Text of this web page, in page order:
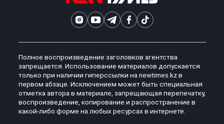
Полное воспроизведение заголовков агентства
запрещается. Использование материалов допускается
только при наличии гиперссылки на newtimes.kz в
первом абзаце. Исключением может быть специальная
отметка автора в материале, запрещающая перепечатку,
воспроизведение, копирование и распространение в
какой-либо форме на любых ресурсах в интернете.